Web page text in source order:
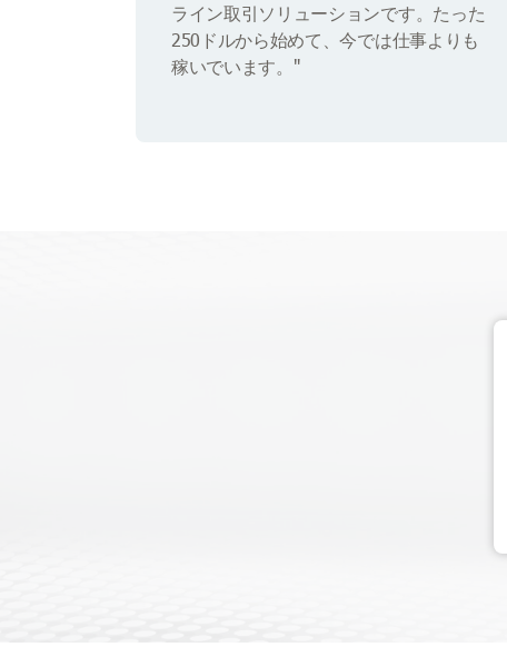
ライン取引ソリューションです。たった
250ドルから始めて、今では仕事よりも
稼いでいます。"